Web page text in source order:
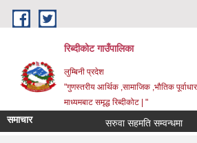
Skip to main content
रिब्दीकोट गाउँपालिका
लुम्बिनी प्रदेश
"गुणस्तरीय आर्थिक ,सामाजिक ,भौतिक
माध्यमबाट समृद्ध रिब्दीकोट | "
समाचार सरुवा सहमति सम्वन्धमा